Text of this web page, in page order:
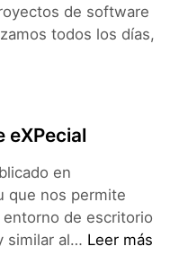
de software
todos los días,
eXPecial
en
que nos permite
de escritorio
similar al… XpGnome:
Leer más